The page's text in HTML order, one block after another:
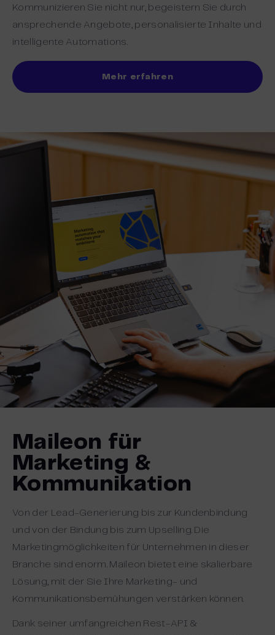
Kommunizieren Sie nicht nur, begeistern Sie durch
ansprechende Angebote, personalisierte Inhalte und
intelligente Automations.
Mehr erfahren
Maileon für
Marketing &
Kommunikation
Von der Lead-Generierung bis zur Kundenbindung
und von der Bindung bis zum Upselling. Die
Marketingmöglichkeiten für Unternehmen in dieser
Branche sind enorm. Maileon bietet eine skalierbare
Lösung, mit der Sie Ihre Marketing- und
Kommunikationsbemühungen verstärken können.
Dank seiner umfangreichen Rest-API &